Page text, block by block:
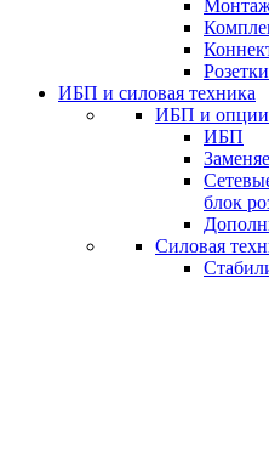
ИБП и силовая техника
ИБП и опции
ИБП
блок
Силовая